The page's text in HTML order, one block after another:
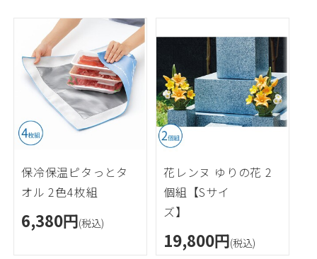
保冷保温ピタっとタ
オル 2色4枚組
6,380円(税込)
花レンヌ ゆりの花 2
個組【Sサイ
ズ
19,800円(税込)